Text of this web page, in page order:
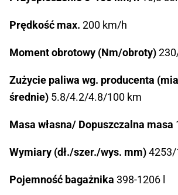
Prędkość max. 200 km/h
Moment obrotowy (Nm/obroty)
Zużycie paliwa wg. producenta
średnie) 5.8/4.2/4.8/100 km
Masa własna/ Dopuszczalna masa
Wymiary (dł./szer./wys. mm)
Pojemność bagażnika 398-1206 l